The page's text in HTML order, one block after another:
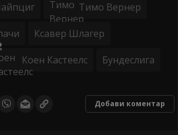
Тимо Вернер
Ксавер Шлагер
Коен Кастеелс Бундеслига
Добави коментар